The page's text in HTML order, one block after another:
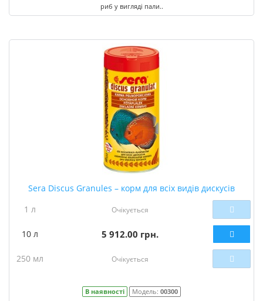
риб у вигляді пали..
Sera Discus Granules – корм для всіх видів дискусів
1 л
Очікується
10 л 5 912.00 грн.
250 мл Очікується
В наявності Модель: 00300